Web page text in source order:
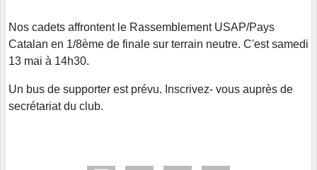
Nos cadets affrontent le Rassemblement USAP/Pays
Catalan en 1/8ème de finale sur terrain neutre. C'est samedi
13 mai à 14h30.
Un bus de supporter est prévu. Inscrivez- vous auprès de
secrétariat du club.